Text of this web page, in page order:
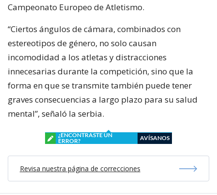
Campeonato Europeo de Atletismo.
“Ciertos ángulos de cámara, combinados con
estereotipos de género, no solo causan
incomodidad a los atletas y distracciones
innecesarias durante la competición, sino que la
forma en que se transmite también puede tener
graves consecuencias a largo plazo para su salud
mental”, señaló la serbia.
¿ENCONTRASTE UN
ERROR?
AVÍSANOS
Revisa nuestra página de correcciones